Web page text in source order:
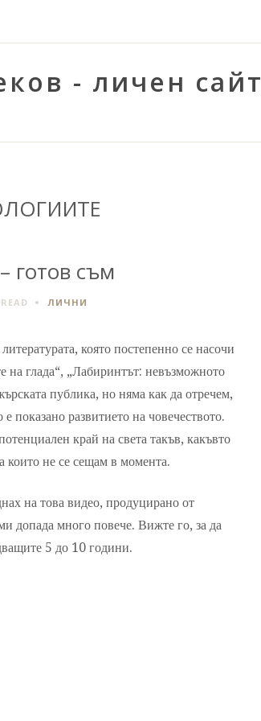
- личен сайт
готов съм
READ ЛИЧНИ
която постепенно се насочи
глада“, „Лабиринтът: невъзможното
публика, но няма как да отречем,
показано развитието на човечеството.
край на света такъв, какъвто
които не се сещам в момента.
на това видео, продуцирано от
допада много повече. Вижте го, за да
5 до 10 години.